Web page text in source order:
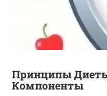
Принципы
Компоненты